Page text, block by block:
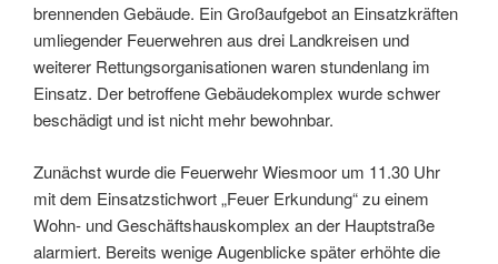
brennenden Gebäude. Ein Großaufgebot an Einsatzkräften
umliegender Feuerwehren aus drei Landkreisen und
weiterer Rettungsorganisationen waren stundenlang im
Einsatz. Der betroffene Gebäudekomplex wurde schwer
beschädigt und ist nicht mehr bewohnbar.
Zunächst wurde die Feuerwehr Wiesmoor um 11.30 Uhr
mit dem Einsatzstichwort „Feuer Erkundung“ zu einem
Wohn- und Geschäftshauskomplex an der Hauptstraße
alarmiert. Bereits wenige Augenblicke später erhöhte die